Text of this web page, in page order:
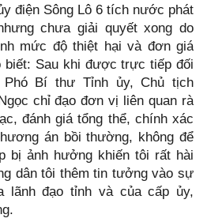
điện Sông Lô 6 tích nước phát
chưa giải quyết xong do
mức độ thiệt hại và đơn giá
biết: Sau khi được trực tiếp đối
Phó Bí thư Tỉnh ủy, Chủ tịch
chỉ đạo đơn vị liên quan rà
đánh giá tổng thể, chính xác
án bồi thường, không để
bị ảnh hưởng khiến tôi rất hài
dân tôi thêm tin tưởng vào sự
lãnh đạo tỉnh và của cấp ủy,